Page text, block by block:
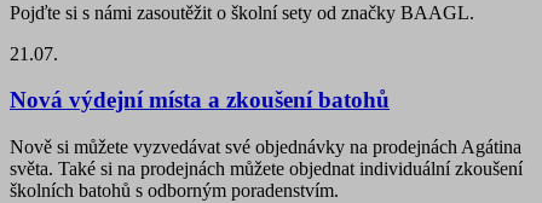
Pojďte si s námi zasoutěžit o školní sety od značky BAAGL.
21.07.
Nová výdejní místa a zkoušení batohů
Nově si můžete vyzvedávat své objednávky na prodejnách Agátina
světa. Také si na prodejnách můžete objednat individuální zkoušení
školních batohů s odborným poradenstvím.